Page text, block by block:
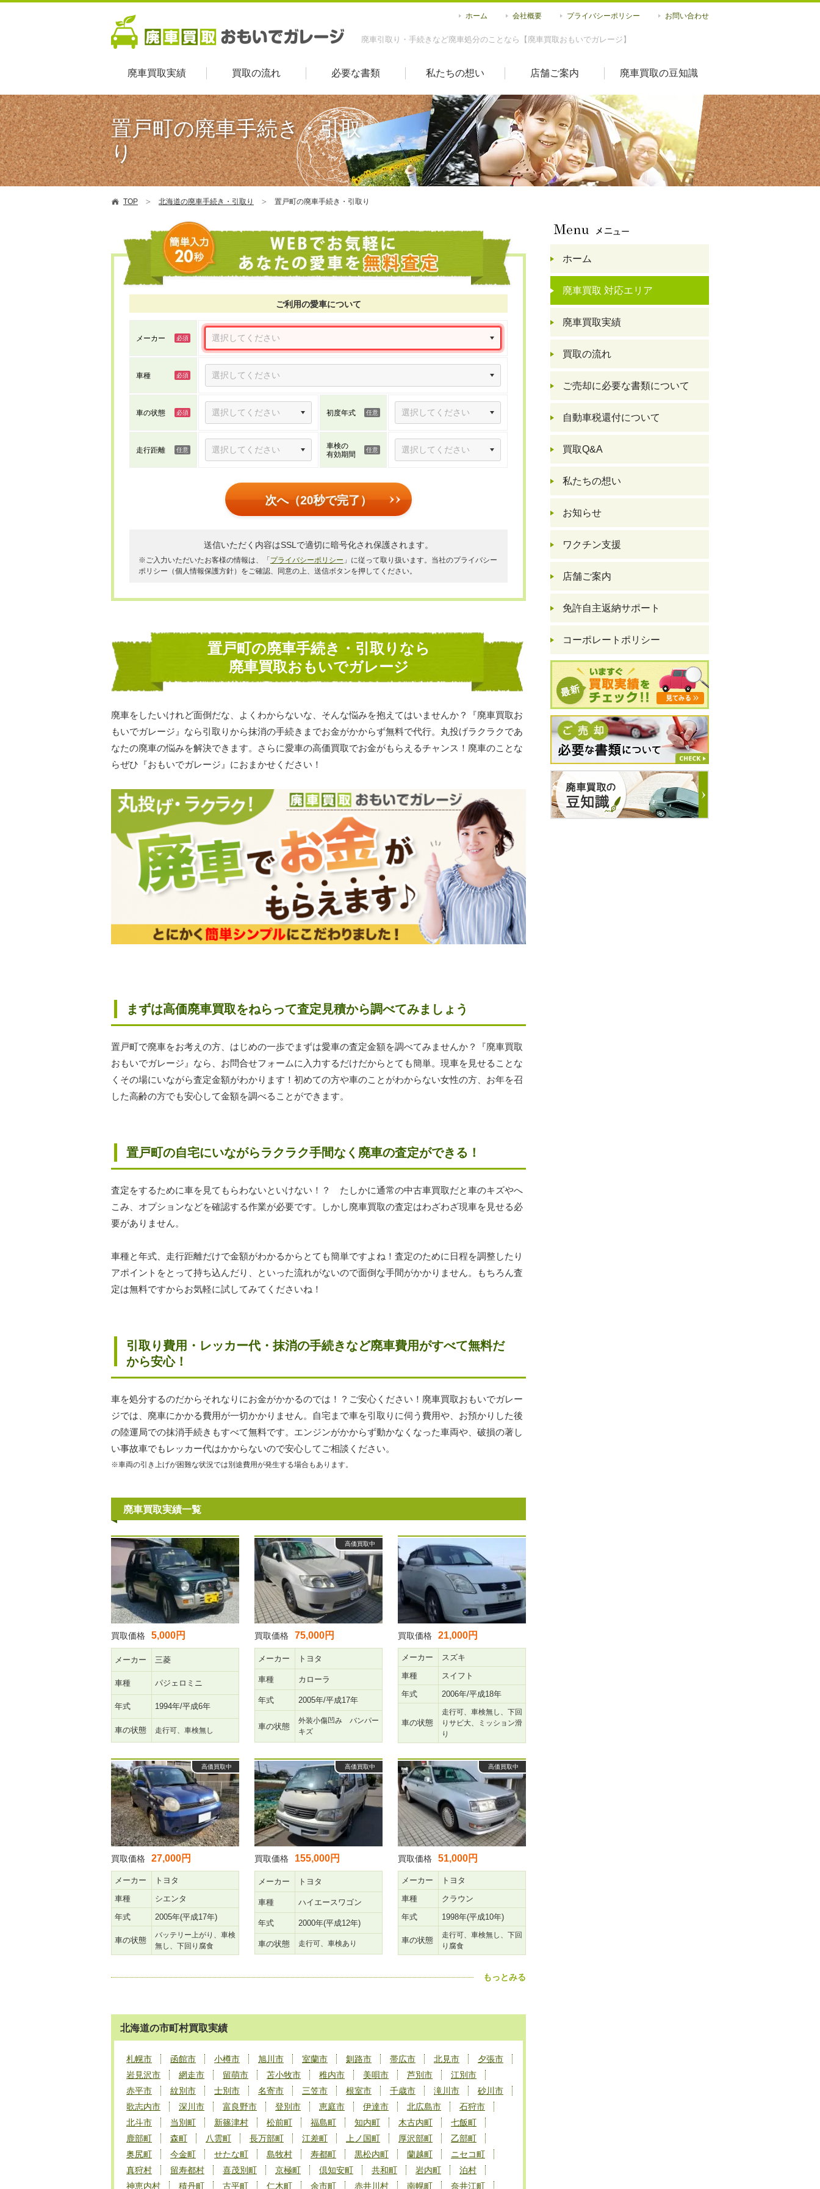
廃車引取り・手続きなど廃車処分のことなら【廃車買取おもいでガレージ】
ホーム 会社概要 プライバシーポリシー お問い合わせ
廃車買取実績 買取の流れ 必要な書類 私たちの想い 店舗ご案内 廃車買取の豆知識
置戸町の廃車手続き・引取
り
TOP 北海道の廃車手続き・引取り 置戸町の廃車手続き・引取り
ご利用の愛車について
メーカー
車種
車の状態 初度年式
走行距離
車検の
有効期間
次へ（20秒で完了）
送信いただく内容はSSLで適切に暗号化され保護されます。
※ご入力いただいたお客様の情報は、「 プライバシーポリシー 」に従って取り扱います。当社のプライバシー
ポリシー（個人情報保護方針）をご確認、同意の上、送信ボタンを押してください。
置戸町の廃車手続き・引取りなら
廃車買取おもいでガレージ
廃車をしたいけれど面倒だな、よくわからないな、そんな悩みを抱えてはいませんか？『廃車買取お
もいでガレージ』なら引取りから抹消の手続きまでお金がかからず無料で代行。丸投げラクラクであ
なたの廃車の悩みを解決できます。さらに愛車の高価買取でお金がもらえるチャンス！廃車のことな
らぜひ『おもいでガレージ』におまかせください！
まずは高価廃車買取をねらって査定見積から調べてみましょう
置戸町で廃車をお考えの方、はじめの一歩でまずは愛車の査定金額を調べてみませんか？『廃車買取
おもいでガレージ』なら、お問合せフォームに入力するだけだからとても簡単。現車を見せることな
くその場にいながら査定金額がわかります！初めての方や車のことがわからない女性の方、お年を召
した高齢の方でも安心して金額を調べることができます。
置戸町の自宅にいながらラクラク手間なく廃車の査定ができる！
査定をするために車を見てもらわないといけない！？ たしかに通常の中古車買取だと車のキズやへ
こみ、オプションなどを確認する作業が必要です。しかし廃車買取の査定はわざわざ現車を見せる必
要がありません。
車種と年式、走行距離だけで金額がわかるからとても簡単ですよね！査定のために日程を調整したり
アポイントをとって持ち込んだり、といった流れがないので面倒な手間がかかりません。もちろん査
定は無料ですからお気軽に試してみてくださいね！
引取り費用・レッカー代・抹消の手続きなど廃車費用がすべて無料だ
から安心！
車を処分するのだからそれなりにお金がかかるのでは！？ご安心ください！廃車買取おもいでガレー
ジでは、廃車にかかる費用が一切かかりません。自宅まで車を引取りに伺う費用や、お預かりした後
の陸運局での抹消手続きもすべて無料です。エンジンがかからず動かなくなった車両や、破損の著し
い事故車でもレッカー代はかからないので安心してご相談ください。
※車両の引き上げが困難な状況では別途費用が発生する場合もあります。
廃車買取実績一覧
買取価格 5,000円
メーカー 三菱
車種 パジェロミニ
年式 1994年/平成6年
車の状態 走行可、車検無し
高価買取中
買取価格 75,000円
メーカー トヨタ
車種 カローラ
年式 2005年/平成17年
車の状態
外装小傷凹み バンパー
キズ
買取価格 21,000円
メーカー
スズキ
車種
スイフト
年式
2006年/平成18年
車の状態
走行可、車検無し、下回
りサビ大、ミッション滑
り
高価買取中
買取価格 27,000円
メーカー
トヨタ
車種
シエンタ
年式
2005年(平成17年)
車の状態
バッテリー上がり、車検
無し、下回り腐食
高価買取中
買取価格 155,000円
メーカー トヨタ
車種 ハイエースワゴン
年式 2000年(平成12年)
車の状態 走行可、車検あり
高価買取中
買取価格 51,000円
メーカー
トヨタ
車種
クラウン
年式
1998年(平成10年)
車の状態
走行可、車検無し、下回
り腐食
もっとみる
北海道の市町村買取実績
札幌市 函館市 小樽市 旭川市 室蘭市 釧路市 帯広市 北見市
夕張市
岩見沢市
網走市 留萌市 苫小牧市 稚内市 美唄市 芦別市
江別市
赤平市
紋別市 士別市 名寄市 三笠市 根室市 千歳市 滝川市
砂川市
歌志内市
深川市 富良野市 登別市 恵庭市 伊達市 北広島市
石狩市
北斗市
当別町 新篠津村 松前町 福島町 知内町 木古内町
七飯町
鹿部町
森町 八雲町 長万部町 江差町 上ノ国町 厚沢部町
乙部町
奥尻町
今金町 せたな町 島牧村 寿都町 黒松内町 蘭越町
ニセコ町
真狩村
留寿都村 喜茂別町 京極町 倶知安町 共和町 岩内町
泊村
神恵内村
積丹町 古平町 仁木町 余市町 赤井川村 南幌町 奈井江町
ホーム
廃車買取 対応エリア
廃車買取実績
買取の流れ
ご売却に必要な書類について
自動車税還付について
買取Q&A
私たちの想い
お知らせ
ワクチン支援
店舗ご案内
免許自主返納サポート
コーポレートポリシー